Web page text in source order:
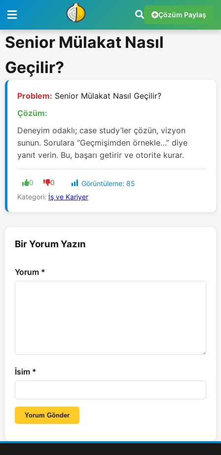
Çözüm Paylaş
Senior Mülakat Nasıl
Geçilir?
Problem: Senior Mülakat Nasıl Geçilir?
Çözüm:
Deneyim odaklı; case study’ler çözün, vizyon
sunun. Sorulara “Geçmişimden örnekle…” diye
yanıt verin. Bu, başarı getirir ve otorite kurar.
0 0 Görüntüleme: 85
Kategori: İş ve Kariyer
Bir Yorum Yazın
Yorum *
İsim *
Yorum Gönder